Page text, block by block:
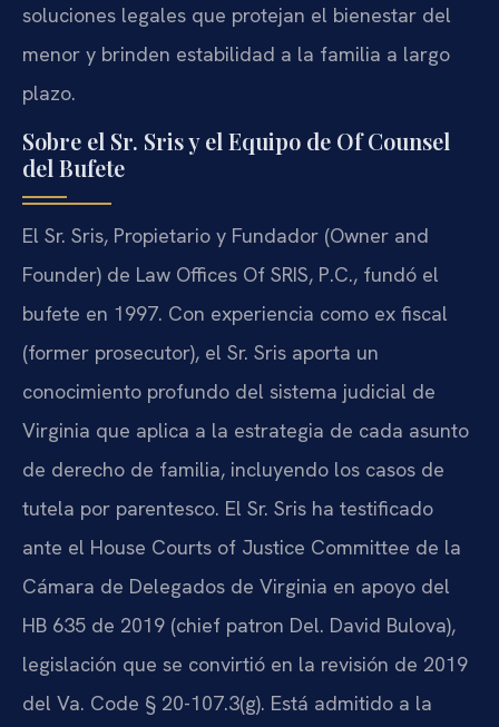
soluciones legales que protejan el bienestar del
menor y brinden estabilidad a la familia a largo
plazo.
Sobre el Sr. Sris y el Equipo de Of Counsel
del Bufete
El Sr. Sris, Propietario y Fundador (Owner and
Founder) de Law Offices Of SRIS, P.C., fundó el
bufete en 1997. Con experiencia como ex fiscal
(former prosecutor), el Sr. Sris aporta un
conocimiento profundo del sistema judicial de
Virginia que aplica a la estrategia de cada asunto
de derecho de familia, incluyendo los casos de
tutela por parentesco. El Sr. Sris ha testificado
ante el House Courts of Justice Committee de la
Cámara de Delegados de Virginia en apoyo del
HB 635 de 2019 (chief patron Del. David Bulova),
legislación que se convirtió en la revisión de 2019
del Va. Code § 20-107.3(g). Está admitido a la